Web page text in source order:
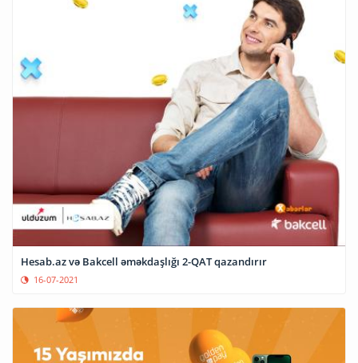
Hesab.az və Bakcell əməkdaşlığı 2-QAT qazandırır
16-07-2021